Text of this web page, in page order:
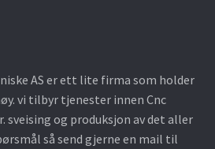
AS er ett lite firma som holder
vi tilbyr tjenester innen Cnc
sveising og produksjon av det aller
så send gjerne en mail til